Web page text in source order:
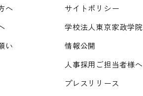
へ
い
サイトポリシー
学校法人東京家政学院
情報公開
人事採用ご担当者様へ
プレスリリース